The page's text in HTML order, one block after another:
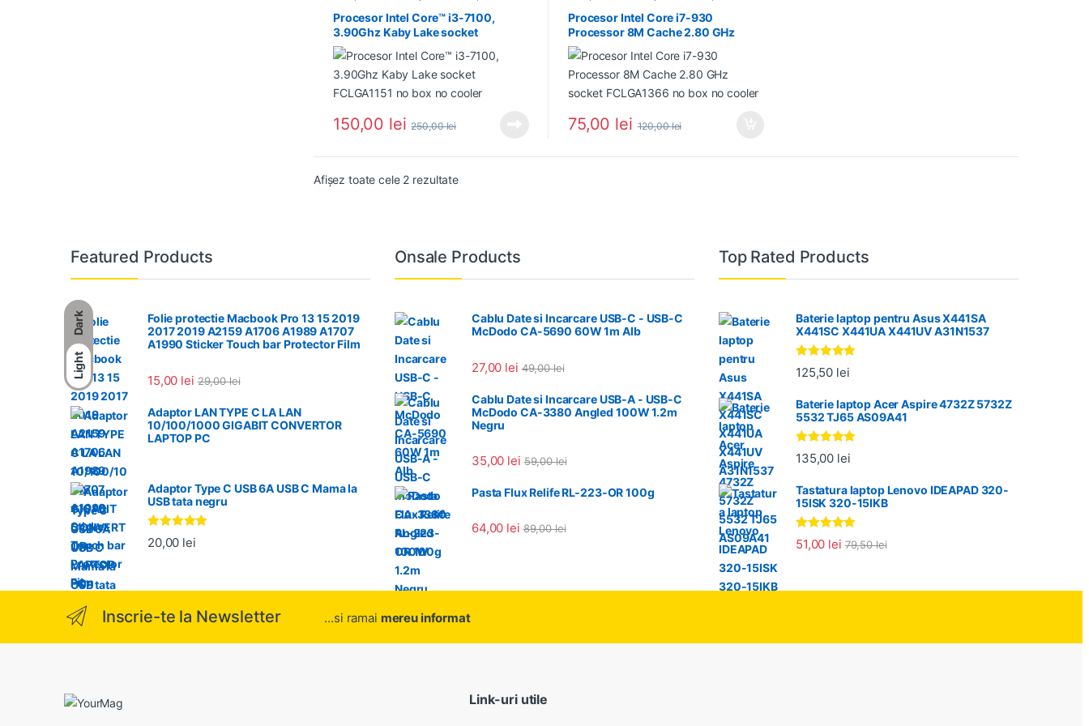
Dark
Light
Procesor Intel Core™ i3-7100,
3.90Ghz Kaby Lake socket
FCLGA1151 no box no cooler
150,00 lei 250,00lei
Procesor Intel Core i7-930
Processor 8M Cache 2.80 GHz
socket FCLGA1366 no box no
cooler
75,00 lei 120,00lei
Afișez toate cele 2 rezultateSortat după cele mai recente
Featured Products
Folie protectie Macbook Pro 13 15 2019
2017 2019 A2159 A1706 A1989 A1707
A1990 Sticker Touch bar Protector Film
15,00 lei 29,00lei
Adaptor LAN TYPE C LA LAN
10/100/1000 GIGABIT CONVERTOR
LAPTOP PC
Adaptor Type C USB 6A USB C Mama la
USB tata negru
Evaluat la
5.00din 5
20,00 lei
Onsale Products
Cablu Date si Incarcare USB-C - USB-C
McDodo CA-5690 60W 1m Alb
27,00 lei 49,00lei
Cablu Date si Incarcare USB-A - USB-C
McDodo CA-3380 Angled 100W 1.2m
Negru
35,00 lei 59,00lei
Pasta Flux Relife RL-223-OR 100g
64,00 lei 89,00lei
Top Rated Products
Baterie laptop pentru Asus X441SA
X441SC X441UA X441UV A31N1537
Evaluat la
5.00din 5
125,50 lei
Baterie laptop Acer Aspire 4732Z 5732Z
5532 TJ65 AS09A41
Evaluat la
5.00din 5
135,00 lei
Tastatura laptop Lenovo IDEAPAD 320-
15ISK 320-15IKB
Evaluat la
5.00din 5
51,00 lei 79,50lei
Inscrie-te la Newsletter ...si ramai mereu informat
Link-uri utile